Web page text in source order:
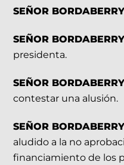
SEÑOR
SEÑOR
presidenta.
SEÑOR
contestar una alusión.
SEÑOR
aludido a la no
financiamiento de los